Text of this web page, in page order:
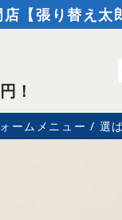
【張り替え
！
ームメニュー 選